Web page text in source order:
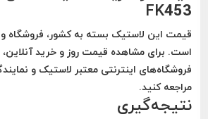
FK453
قیمت این لاستیک بسته بهکشور، فروشگاه و
است. برای مشاهده قیمت روز و خرید آنلاین،
فروشگاه‌های اینترنتی معتبر لاستیک و
مراجعه کنید.
نتیجه‌گیری